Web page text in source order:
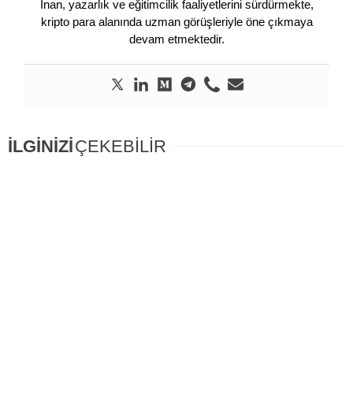
İnan, yazarlık ve eğitimcilik faaliyetlerini sürdürmekte,
kripto para alanında uzman görüşleriyle öne çıkmaya
devam etmektedir.
İLGİNİZİÇEKEBİLİR